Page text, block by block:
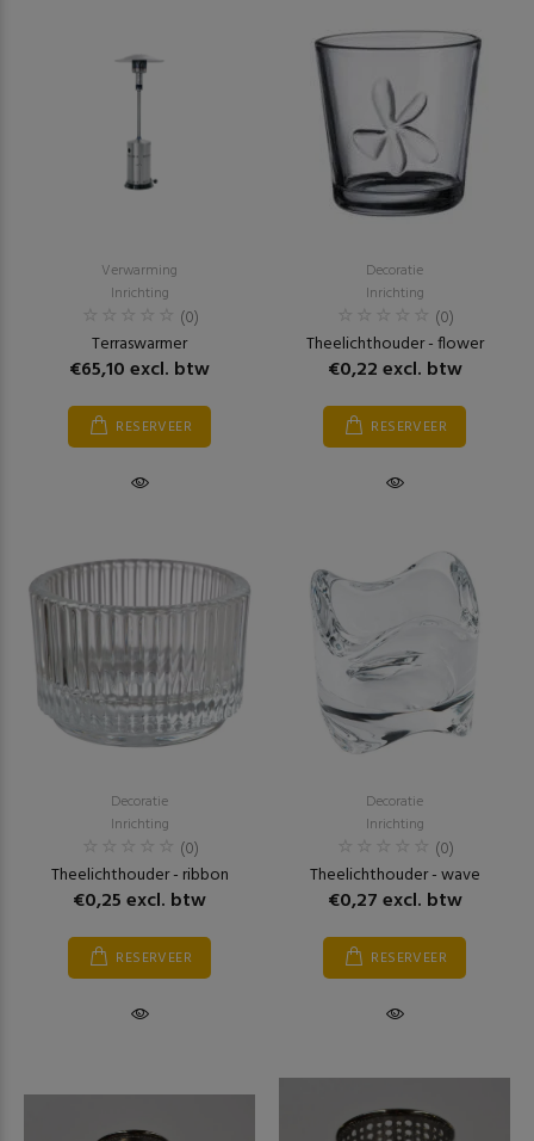
Verwarming
Inrichting
(0)
Terraswarmer
€65,10 excl. btw
RESERVEER
Decoratie
Inrichting
(0)
Theelichthouder - flower
€0,22 excl. btw
RESERVEER
Decoratie
Inrichting
(0)
Theelichthouder - ribbon
€0,25 excl. btw
RESERVEER
Decoratie
Inrichting
(0)
Theelichthouder - wave
€0,27 excl. btw
RESERVEER